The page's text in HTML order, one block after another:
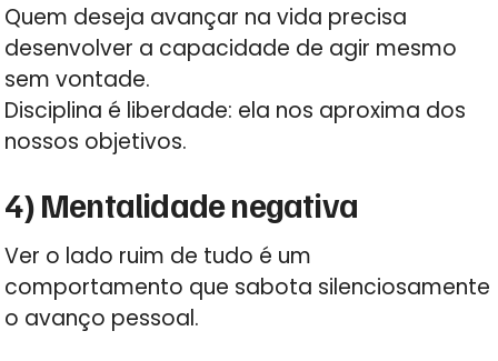
Quem deseja avançar na vida precisa
desenvolver a capacidade de agir mesmo
sem vontade.
Disciplina é liberdade: ela nos aproxima dos
nossos objetivos.
4) Mentalidade negativa
Ver o lado ruim de tudo é um
comportamento que sabota silenciosamente
o avanço pessoal.